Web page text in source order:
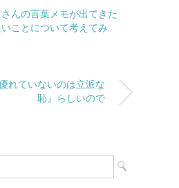
んの言葉メモが出てきた
ことについて考えてみ
れていないのは立派な
恥』らしいので